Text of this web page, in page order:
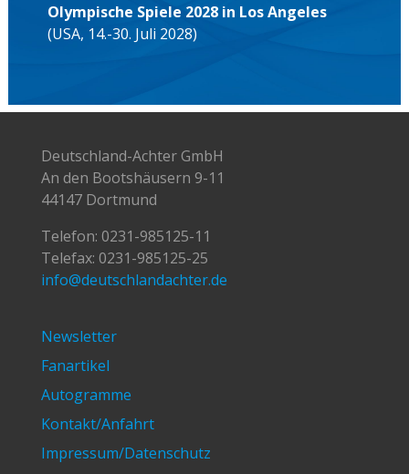
Olympische Spiele 2028 in Los Angeles
(USA, 14.-30. Juli 2028)
Deutschland-Achter GmbH
An den Bootshäusern 9-11
44147 Dortmund
Telefon: 0231-985125-11
Telefax: 0231-985125-25
info@deutschlandachter.de
Newsletter
Fanartikel
Autogramme
Kontakt/Anfahrt
Impressum/Datenschutz